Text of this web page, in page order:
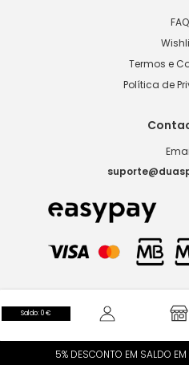
5% DESCONTO EM SALDO
Saldo: 0 €
FAQ
Termos e
Política de